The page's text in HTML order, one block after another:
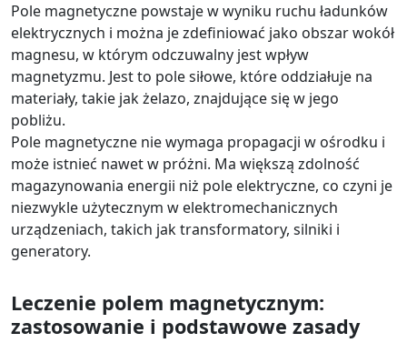
Pole magnetyczne powstaje w wyniku ruchu ładunków
elektrycznych i można je zdefiniować jako obszar wokół
magnesu, w którym odczuwalny jest wpływ
magnetyzmu. Jest to pole siłowe, które oddziałuje na
materiały, takie jak żelazo, znajdujące się w jego
pobliżu.
Pole magnetyczne nie wymaga propagacji w ośrodku i
może istnieć nawet w próżni. Ma większą zdolność
magazynowania energii niż pole elektryczne, co czyni je
niezwykle użytecznym w elektromechanicznych
urządzeniach, takich jak transformatory, silniki i
generatory.
Leczenie polem magnetycznym:
zastosowanie i podstawowe zasady